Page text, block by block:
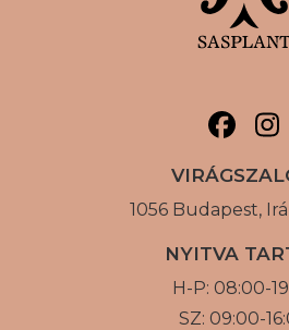
1056 Budapest,
NYITVA
H-P: 08:00-
SZ: 09:00-